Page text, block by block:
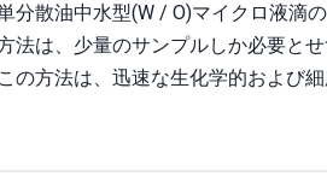
分散油中水型(W / O)マイクロ液滴
法は、少量のサンプルしか必要と
の方法は、迅速な生化学的および